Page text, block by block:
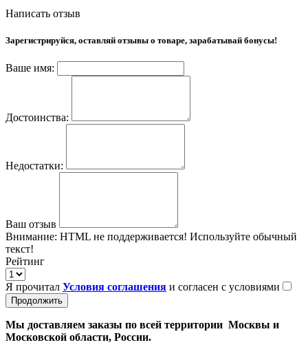
Написать отзыв
Зарегистрируйся, оставляй отзывы о товаре, зарабатывай бонусы!
Ваше имя:
Достоинства:
Недостатки:
Ваш отзыв
Внимание: HTML не поддерживается! Используйте обычный
текст!
Рейтинг
Я прочитал Условия соглашения и согласен с условиями
Продолжить
Мы доставляем заказы по всей территории Москвы и
Московской области, России.